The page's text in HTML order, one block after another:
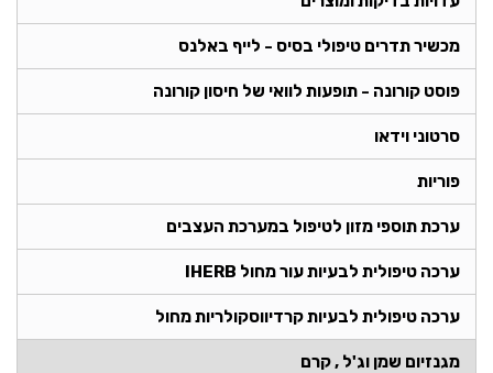
מכשיר תדרים טיפולי בסיס - לייף באלנס
פוסט קורונה - תופעות לוואי של חיסון קורונה
סרטוני וידאו
פוריות
ערכת תוספי מזון לטיפול במערכת העצבים
ערכה טיפולית לבעיות עור מחול IHERB
ערכה טיפולית לבעיות קרדיווסקולריות מחול
מגנזיום שמן וג'ל , קרם